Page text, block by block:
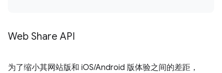
Web Share API
为了缩小其网站版和 iOS/Android 版体验之间的差距，